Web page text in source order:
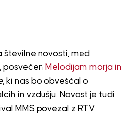
številne novosti, med
posvečen Melodijam morja in
, ki nas bo obveščal o
in vzdušju. Novost je tudi
MMS povezal z RTV